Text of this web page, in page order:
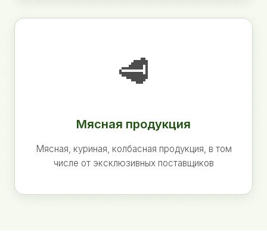
🥩
Мясная продукция
Мясная, куриная, колбасная продукция, в том
числе от эксклюзивных поставщиков